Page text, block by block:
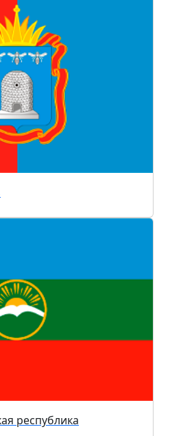
республика